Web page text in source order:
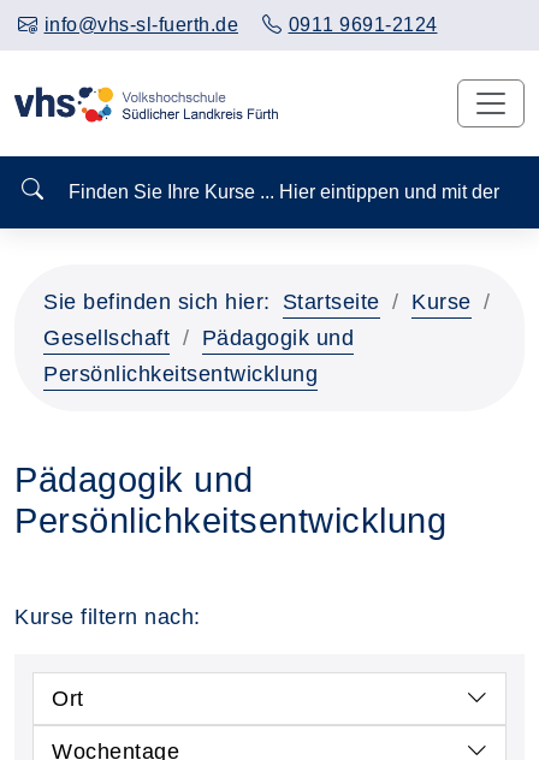
info@vhs-sl-fuerth.de 0911 9691-2124
Finden Sie Ihre Kurse ... Hier eintippen und mit
Sie befinden sich hier: Startseite
Kurse
Gesellschaft
Pädagogik und
Persönlichkeitsentwicklung
Pädagogik und
Persönlichkeitsentwicklung
Kurse filtern nach:
Ort
Wochentage